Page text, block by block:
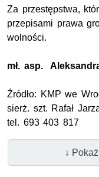
Za przestępstwa,
przepisami prawa
wolności.
mł. asp.
Źródło: KMP we
sierż. szt. Rafał
tel. 693 403 817
↓